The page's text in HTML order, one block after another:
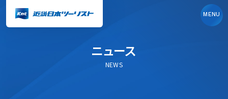
MENU
ニュース
NEWS